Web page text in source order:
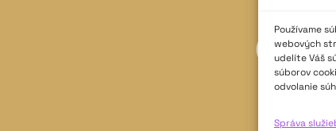
Používame
webových
udelíte Váš
súborov
odvolanie
Správa